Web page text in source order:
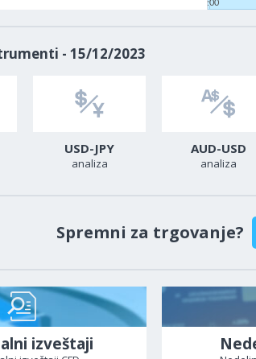
0:00
- 15/12/2023
USD-JPY
analiza
AUD-USD
analiza
Spremni za trgovanje?
izveštaji